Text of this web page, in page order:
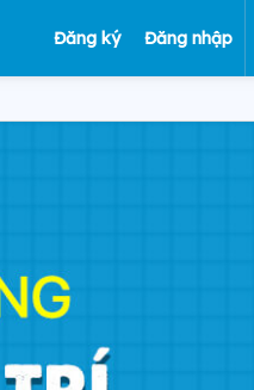
Đăng ký Đăng nhập